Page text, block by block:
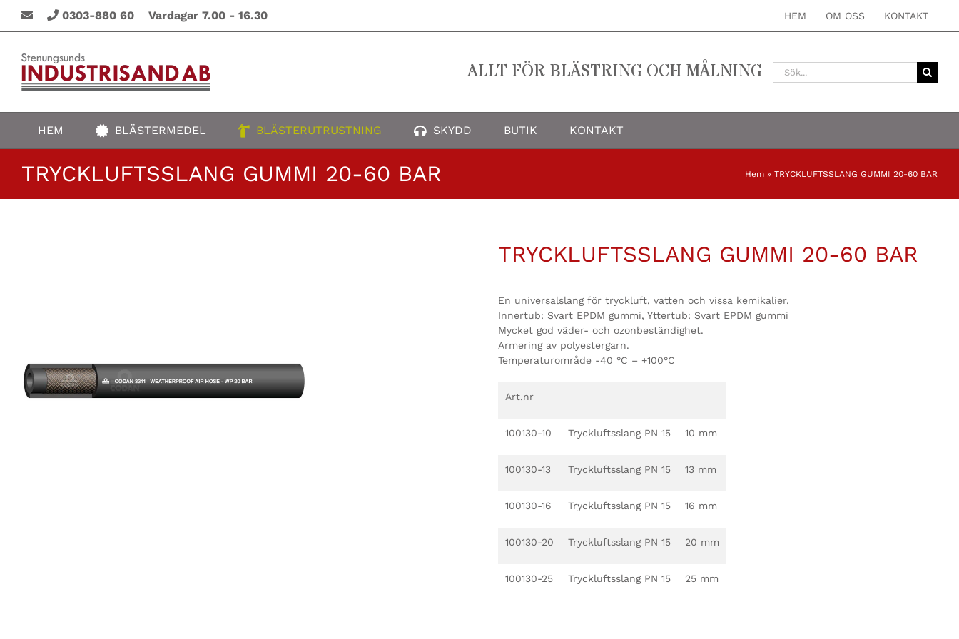
0303-880 60 Vardagar 7.00 - 16.30 HEM OM OSS KONTAKT
ALLT FÖR BLÄSTRING OCH MÅLNING
Sök
efter:
HEM BLÄSTERMEDEL BLÄSTERUTRUSTNING SKYDD BUTIK KONTAKT
TRYCKLUFTSSLANG GUMMI 20-60 BAR Hem » TRYCKLUFTSSLANG GUMMI 20-60 BAR
TRYCKLUFTSSLANG GUMMI 20-60 BAR
En universalslang för tryckluft, vatten och vissa kemikalier.
Innertub: Svart EPDM gummi, Yttertub: Svart EPDM gummi
Mycket god väder- och ozonbeständighet.
Armering av polyestergarn.
Temperaturområde -40 °C – +100°C
Art.nr
100130-10 Tryckluftsslang PN 15 10 mm
100130-13 Tryckluftsslang PN 15 13 mm
100130-16 Tryckluftsslang PN 15 16 mm
100130-20 Tryckluftsslang PN 15 20 mm
100130-25 Tryckluftsslang PN 15 25 mm